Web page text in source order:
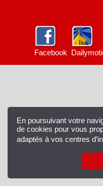
En poursuivant votre
de cookies pour vous
adaptés à vos centres
Facebook